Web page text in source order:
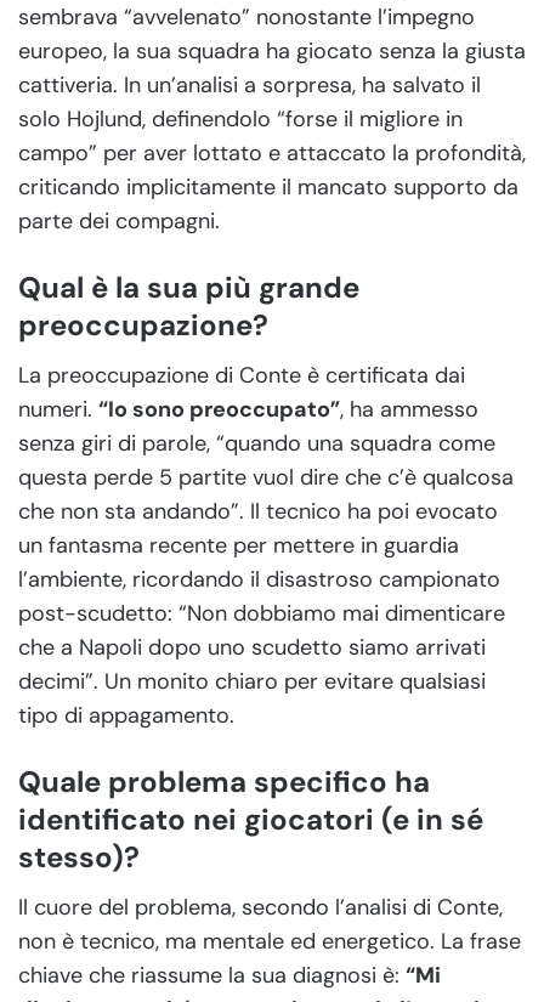
sembrava “avvelenato” nonostante l’impegno
europeo, la sua squadra ha giocato senza la giusta
cattiveria. In un’analisi a sorpresa, ha salvato il
solo Hojlund, definendolo “forse il migliore in
campo” per aver lottato e attaccato la profondità,
criticando implicitamente il mancato supporto da
parte dei compagni.
Qual è la sua più grande
preoccupazione?
La preoccupazione di Conte è certificata dai
numeri. “Io sono preoccupato”, ha ammesso
senza giri di parole, “quando una squadra come
questa perde 5 partite vuol dire che c’è qualcosa
che non sta andando”. Il tecnico ha poi evocato
un fantasma recente per mettere in guardia
l’ambiente, ricordando il disastroso campionato
post-scudetto: “Non dobbiamo mai dimenticare
che a Napoli dopo uno scudetto siamo arrivati
decimi”. Un monito chiaro per evitare qualsiasi
tipo di appagamento.
Quale problema specifico ha
identificato nei giocatori (e in sé
stesso)?
Il cuore del problema, secondo l’analisi di Conte,
non è tecnico, ma mentale ed energetico. La frase
chiave che riassume la sua diagnosi è: “Mi